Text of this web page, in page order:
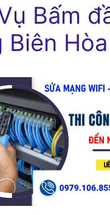
Bấm
Biên Hòa